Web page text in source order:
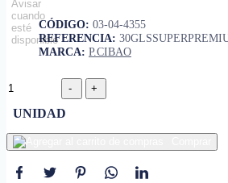
CÓDIGO: 03-04-4355
REFERENCIA:
MARCA: P.CIBAO
UNIDAD